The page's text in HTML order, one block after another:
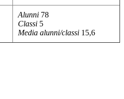
Alunni 78
Classi 5
Media alunni/classi 15,6